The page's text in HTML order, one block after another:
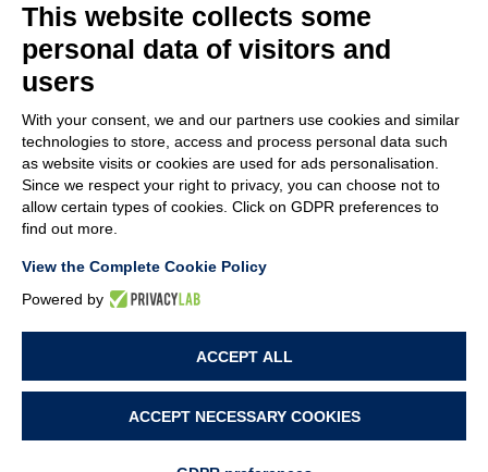
EMPRESA
ATENCIÓN AL CLIENTE
ÚNETE A NOSOTROS
TERMS & CONDITIONS
CODE OF ETHICS
WHISTLEBLOWING
POLÍTICA DE PRIVACIDAD
POLÍTICA DE COOKIES
PREFERENCIAS DE COOKIES
PROJECT BYWEBIMMAGINE
This website collects some
personal data of visitors and
users
With your consent, we and our partners use cookies and similar
technologies to store, access and process personal data such
as website visits or cookies are used for ads personalisation.
Since we respect your right to privacy, you can choose not to
allow certain types of cookies. Click on GDPR preferences to
find out more.
View the Complete Cookie Policy
Powered by
ACCEPT ALL
ACCEPT NECESSARY COOKIES